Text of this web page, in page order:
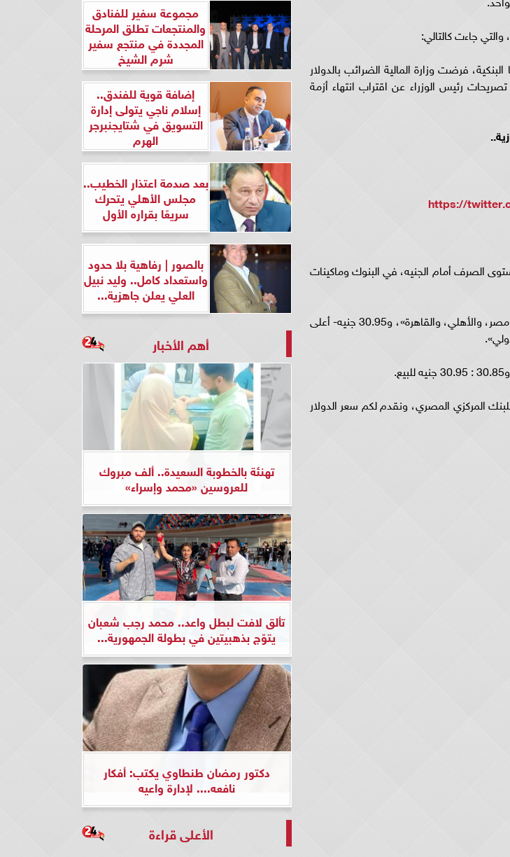
فرضت وزارة المالية الضرائب بالدولار
رئيس الوزراء عن اقتراب انتهاء أزمة
https://
هدوءًا في مستوى الصرف أمام الجنيه، في البنوك وماكينات
وسجل سعر الدولار اليوم 30.75 جنيه- أدنى مستوى للشراء- في كل من بنوك مصر، والأهلي، والقاهرة»، و30.95 جنيه- أعلى
جنيه للشراء، و30.93 جنيه للبيع، وفقًا للبنك المركزي المصري، ونقدم لكم سعر الدولار
مجموعة سفير للفنادق
والمنتجعات تطلق المرحلة
المجددة في منتجع سفير
شرم الشيخ
إضافة قوية للفندق..
إسلام ناجي يتولى إدارة
التسويق في شتايجنبرجر
الهرم
بعد صدمة اعتذار الخطيب..
مجلس الأهلي يتحرك
سريعًا بقراره الأول
بالصور | رفاهية بلا حدود
واستعداد كامل.. وليد نبيل
العلي يعلن جاهزية...
أهم الأخبار
تهنئة بالخطوبة السعيدة.. ألف مبروك
للعروسين «محمد وإسراء»
تألق لافت لبطل واعد.. محمد رجب شعبان
يتوّج بذهبيتين في بطولة الجمهورية...
دكتور رمضان طنطاوي يكتب: أفكار
نافعه.... لإدارة واعيه
الأعلى قراءة